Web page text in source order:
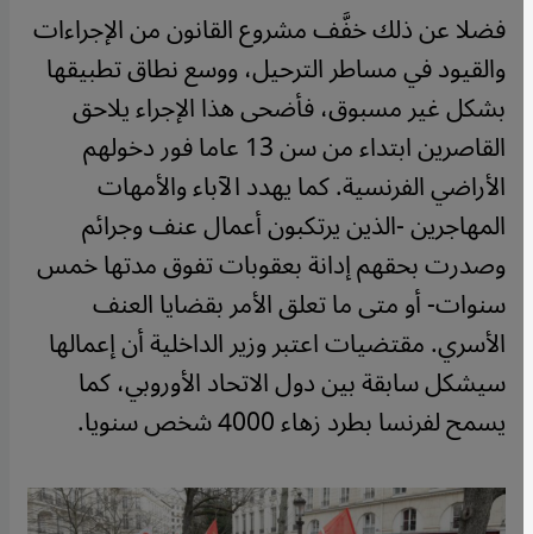
فضلا عن ذلك خفَّف مشروع القانون من الإجراءات
والقيود في مساطر الترحيل، ووسع نطاق تطبيقها
بشكل غير مسبوق، فأضحى هذا الإجراء يلاحق
القاصرين ابتداء من سن 13 عاما فور دخولهم
الأراضي الفرنسية. كما يهدد الآباء والأمهات
المهاجرين -الذين يرتكبون أعمال عنف وجرائم
وصدرت بحقهم إدانة بعقوبات تفوق مدتها خمس
سنوات- أو متى ما تعلق الأمر بقضايا العنف
الأسري. مقتضيات اعتبر وزير الداخلية أن إعمالها
سيشكل سابقة بين دول الاتحاد الأوروبي، كما
يسمح لفرنسا بطرد زهاء 4000 شخص سنويا.